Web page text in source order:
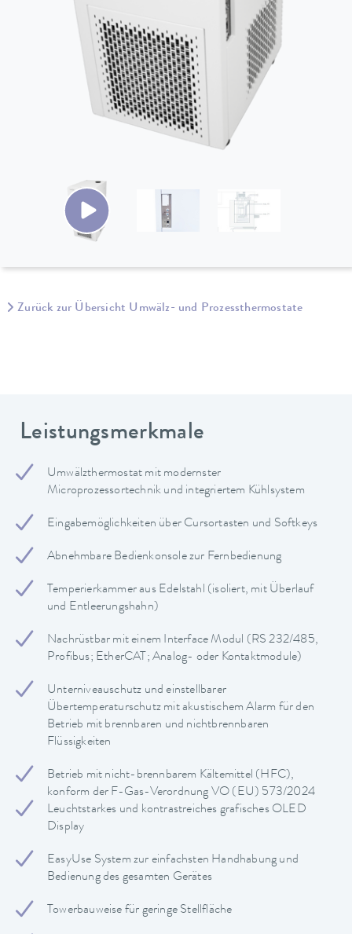
Zurück zur Übersicht Umwälz- und Prozessthermostate
Leistungsmerkmale
Umwälzthermostat mit modernster
Microprozessortechnik und integriertem Kühlsystem
Eingabemöglichkeiten über Cursortasten und Softkeys
Abnehmbare Bedienkonsole zur Fernbedienung
Temperierkammer aus Edelstahl (isoliert, mit Überlauf
und Entleerungshahn)
Nachrüstbar mit einem Interface Modul (RS 232/485,
Profibus; EtherCAT; Analog- oder Kontaktmodule)
Unterniveauschutz und einstellbarer
Übertemperaturschutz mit akustischem Alarm für den
Betrieb mit brennbaren und nichtbrennbaren
Flüssigkeiten
Betrieb mit nicht-brennbarem Kältemittel (HFC),
konform der F-Gas-Verordnung VO (EU) 573/2024
Leuchtstarkes und kontrastreiches grafisches OLED
Display
EasyUse System zur einfachsten Handhabung und
Bedienung des gesamten Gerätes
Towerbauweise für geringe Stellfläche